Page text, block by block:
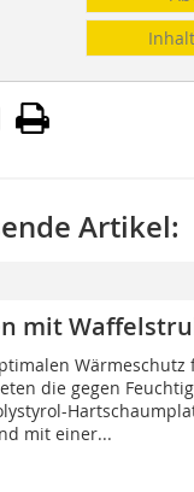
Artikel:
mit
die gegen
mit einer...